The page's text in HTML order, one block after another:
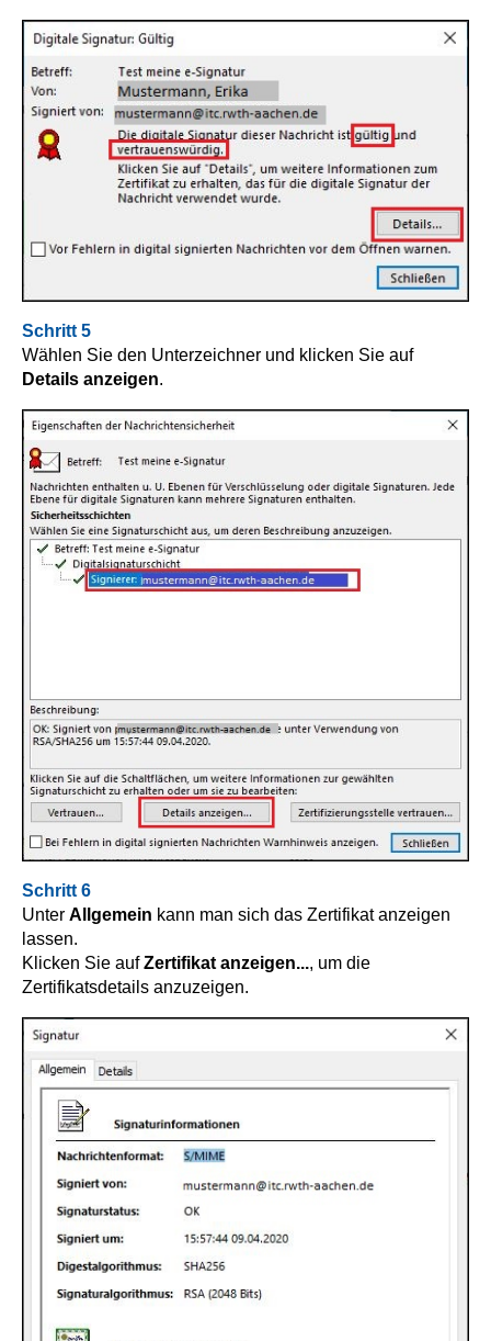
Schritt 5
Wählen Sie den Unterzeichner und klicken Sie auf
Details anzeigen.
Schritt 6
Unter Allgemein kann man sich das Zertifikat anzeigen
lassen.
Klicken Sie aufZertifikat anzeigen..., um die
Zertifikatsdetails anzuzeigen.